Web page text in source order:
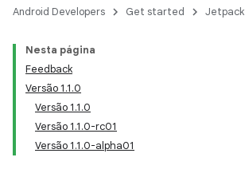
Android Developers Get started Jetpack
Nesta página
Feedback
Versão 1.1.0
Versão 1.1.0
Versão 1.1.0-rc01
Versão 1.1.0-alpha01